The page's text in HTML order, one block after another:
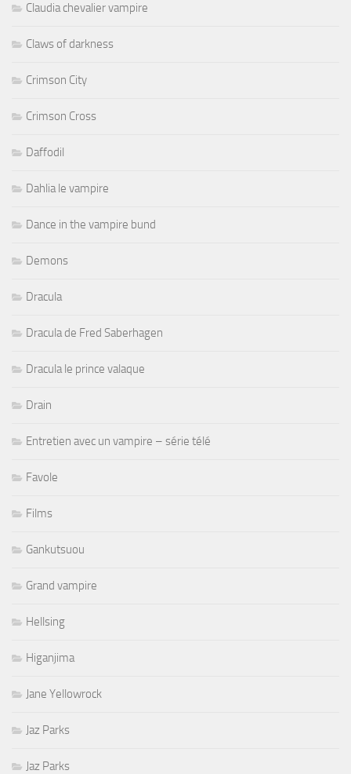
Claudia chevalier vampire
Claws of darkness
Crimson City
Crimson Cross
Daffodil
Dahlia le vampire
Dance in the vampire bund
Demons
Dracula
Dracula de Fred Saberhagen
Dracula le prince valaque
Drain
Entretien avec un vampire – série télé
Favole
Films
Gankutsuou
Grand vampire
Hellsing
Higanjima
Jane Yellowrock
Jaz Parks
Jaz Parks